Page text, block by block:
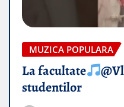
MUZICA POPULARA
La facultate
studentilor